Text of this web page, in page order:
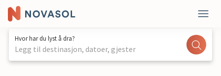
Hvor har du lyst å dra?
Legg til destinasjon, datoer, gjester
1 / 22